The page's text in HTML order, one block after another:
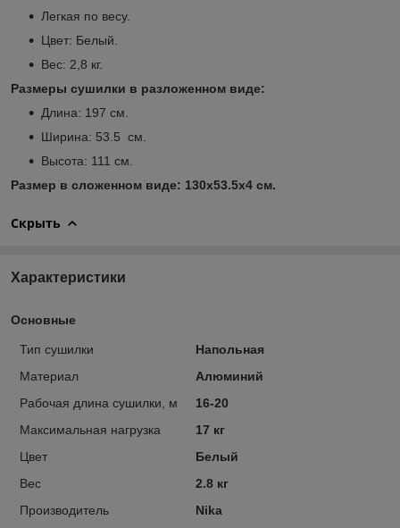
Легкая по весу.
Цвет: Белый.
Вес: 2,8 кг.
Размеры сушилки в разложенном виде:
Длина: 197 см.
Ширина: 53.5 см.
Высота: 111 см.
Размер в сложенном виде: 130х53.5х4 см.
Скрыть
Характеристики
Основные
Тип сушилки
Напольная
Материал
Алюминий
Рабочая длина сушилки, м
16-20
Максимальная нагрузка
17 кг
Цвет
Белый
Вес
2.8 кг
Производитель
Nika